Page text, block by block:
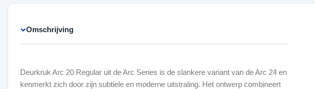
Omschrijving
Deurkruk Arc 20 Regular uit de Arc Series is de slankere variant van de Arc 24 en
kenmerkt zich door zijn subtiele en moderne uitstraling. Het ontwerp combineert